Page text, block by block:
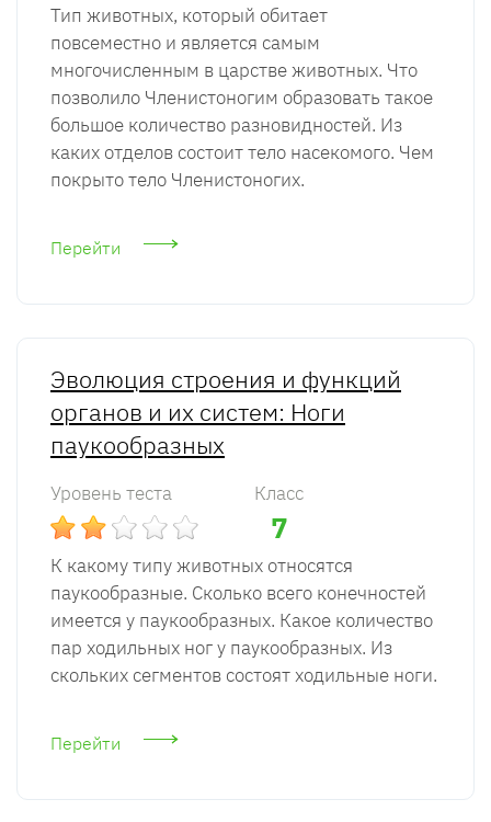
Тип животных, который обитает
повсеместно и является самым
многочисленным в царстве животных. Что
позволило Членистоногим образовать такое
большое количество разновидностей. Из
каких отделов состоит тело насекомого. Чем
покрыто тело Членистоногих.
Перейти
Эволюция строения и функций
органов и их систем: Ноги
паукообразных
Уровень теста Класс
7
К какому типу животных относятся
паукообразные. Сколько всего конечностей
имеется у паукообразных. Какое количество
пар ходильных ног у паукообразных. Из
скольких сегментов состоят ходильные ноги.
Перейти